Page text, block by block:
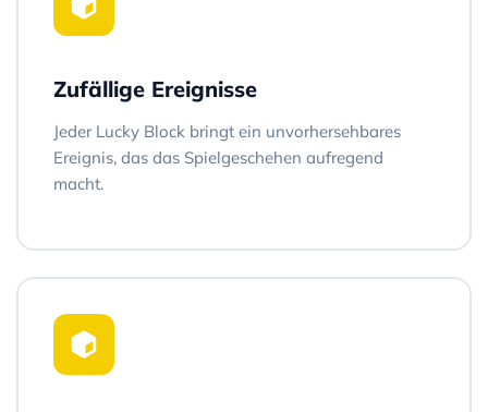
Zufällige Ereignisse
Jeder Lucky Block bringt ein unvorhersehbares
Ereignis, das das Spielgeschehen aufregend
macht.